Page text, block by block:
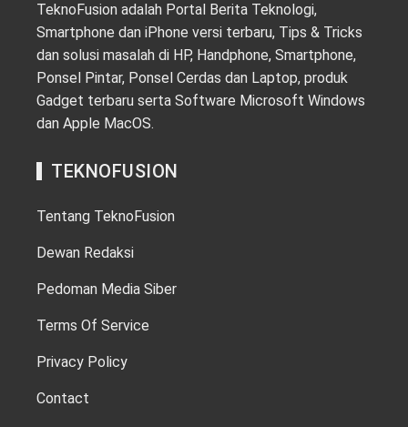
TeknoFusion adalah Portal Berita Teknologi,
Smartphone dan iPhone versi terbaru, Tips & Tricks
dan solusi masalah di HP, Handphone, Smartphone,
Ponsel Pintar, Ponsel Cerdas dan Laptop, produk
Gadget terbaru serta Software Microsoft Windows
dan Apple MacOS.
TEKNOFUSION
Tentang TeknoFusion
Dewan Redaksi
Pedoman Media Siber
Terms Of Service
Privacy Policy
Contact